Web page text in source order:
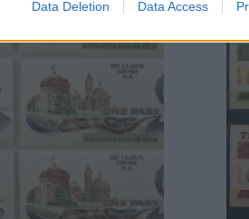
Data Deletion Data Access